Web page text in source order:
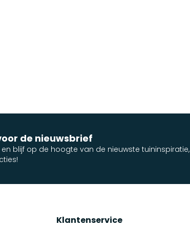
de nieuwsbrief
blijf op de hoogte van de nieuwste tuininspiratie,
Klantenservice